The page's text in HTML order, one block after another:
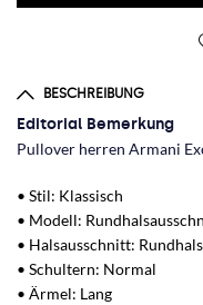
BESCHREIBUNG
Editorial Bemerkung
Pullover herren Armani
• Stil: Klassisch
• Modell:
• Halsausschnitt:
• Schultern: Normal
• Ärmel: Lang